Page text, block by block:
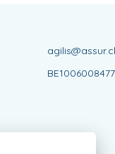
BE1006008477